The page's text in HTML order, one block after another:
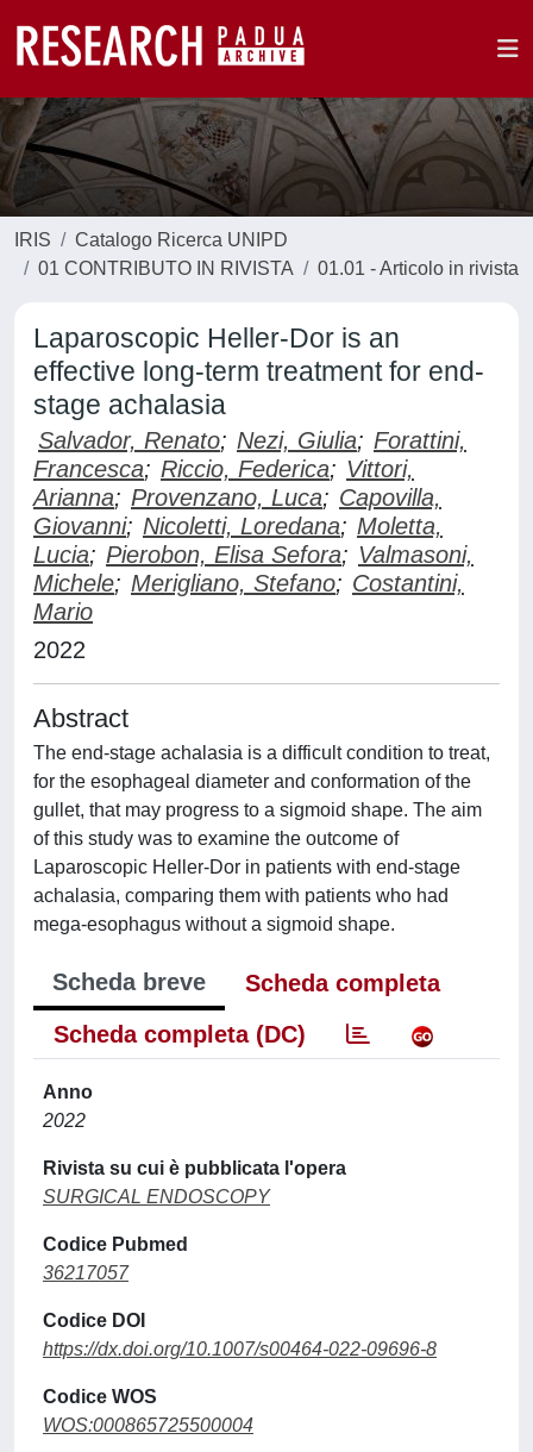
IRIS
Catalogo Ricerca UNIPD
01 CONTRIBUTO IN RIVISTA
01.01 - Articolo in rivista
Laparoscopic Heller-Dor is an
effective long-term treatment for end-
stage achalasia
Salvador, Renato; Nezi, Giulia; Forattini,
Francesca; Riccio, Federica; Vittori,
Arianna; Provenzano, Luca; Capovilla,
Giovanni; Nicoletti, Loredana; Moletta,
Lucia; Pierobon, Elisa Sefora; Valmasoni,
Michele; Merigliano, Stefano; Costantini,
Mario
2022
Abstract
The end-stage achalasia is a difficult condition to treat,
for the esophageal diameter and conformation of the
gullet, that may progress to a sigmoid shape. The aim
of this study was to examine the outcome of
Laparoscopic Heller-Dor in patients with end-stage
achalasia, comparing them with patients who had
mega-esophagus without a sigmoid shape.
Scheda breve
Scheda completa
Scheda completa (DC)
Anno
2022
Rivista su cui è pubblicata l'opera
SURGICAL ENDOSCOPY
Codice Pubmed
36217057
Codice DOI
https://dx.doi.org/10.1007/s00464-022-09696-8
Codice WOS
WOS:000865725500004